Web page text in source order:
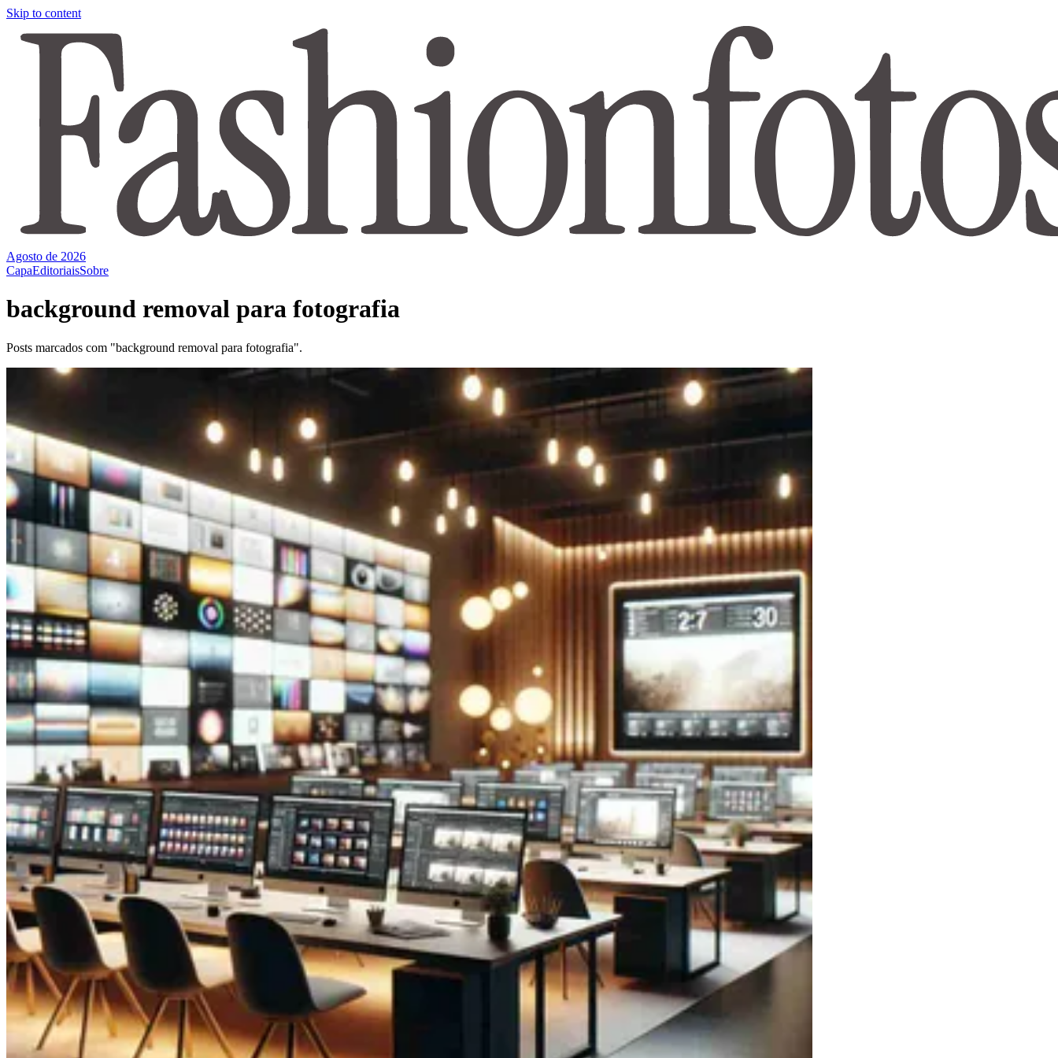
Skip to content
Agosto de 2026
CapaEditoriaisSobre
background removal para fotografia
Posts marcados com "background removal para fotografia".